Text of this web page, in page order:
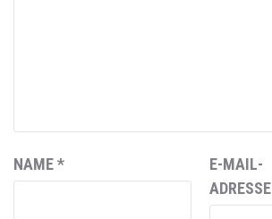
NAME*
E-MAIL-
ADRESSE